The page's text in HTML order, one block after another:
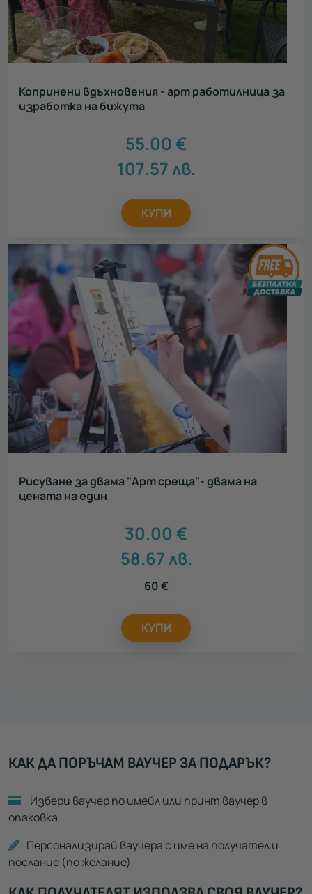
Копринени вдъхновения - арт работилница за
изработка на бижута
55.00 €
107.57лв.
КУПИ
Рисуване за двама "Арт среща"- двама на
цената на един
30.00 €
58.67лв.
60€
КУПИ
КАК ДА ПОРЪЧАМ ВАУЧЕР ЗА ПОДАРЪК?
Избери ваучер по имейл или принт ваучер в
опаковка
Персонализирай ваучера с име на получател и
послание (по желание)